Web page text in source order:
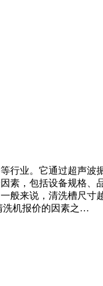
业。它通过超声
，包括设备规格
来说，清洗槽尺
洗机报价的因素之…